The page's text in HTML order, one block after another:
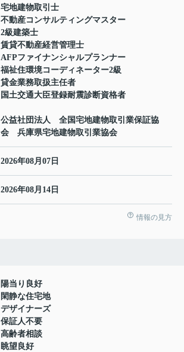
宅地建物取引士
不動産コンサルティングマスター
2級建築士
賃貸不動産経営管理士
AFPファイナンシャルプランナー
福祉住環境コーディネーター2級
貸金業務取扱主任者
国土交通大臣登録耐震診断資格者
公益社団法人 全国宅地建物取引業保証協
会 兵庫県宅地建物取引業協会
2026年08月07日
2026年08月14日
情報の見方
陽当り良好
閑静な住宅地
デザイナーズ
保証人不要
高齢者相談
眺望良好